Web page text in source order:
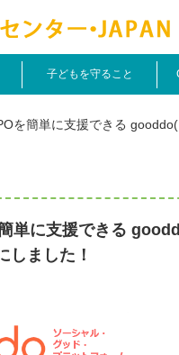
子どもを守ること
を簡単に支援できる
単に支援できる
しました！